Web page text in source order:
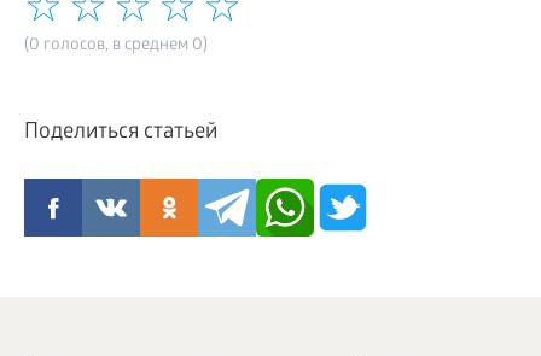
(0 голосов, в среднем 0)
Поделиться статьей